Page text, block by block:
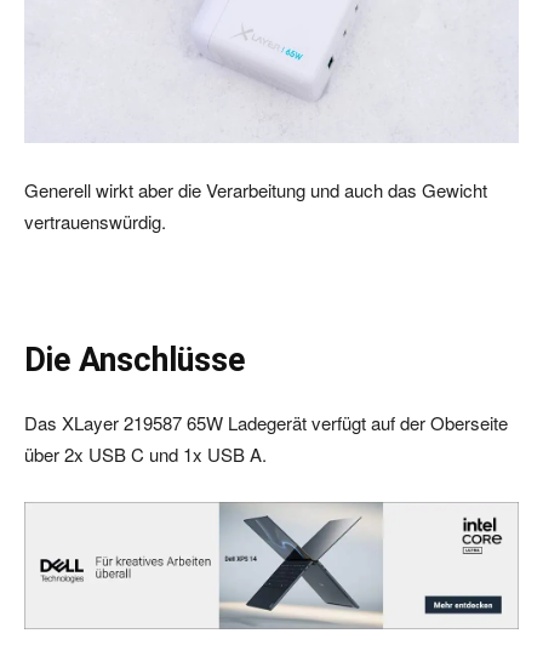
Generell wirkt aber die Verarbeitung und auch das Gewicht
vertrauenswürdig.
Die Anschlüsse
Das XLayer 219587 65W Ladegerät verfügt auf der Oberseite
über 2x USB C und 1x USB A.